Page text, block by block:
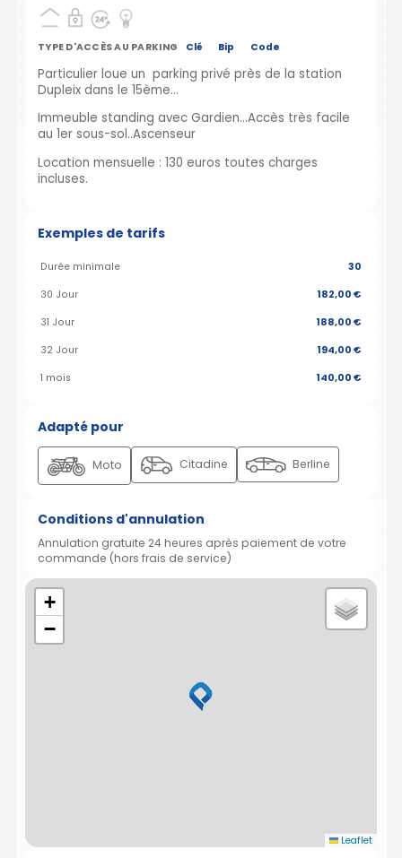
TYPE D'ACCÈS AU PARKING Clé Bip Code
Particulier loue un parking privé près de la station
Dupleix dans le 15ème...
Immeuble standing avec Gardien...Accès très facile
au 1er sous-sol..Ascenseur
Location mensuelle : 130 euros toutes charges
incluses.
Exemples de tarifs
Durée minimale 30
30 Jour 182,00 €
31 Jour 188,00 €
32 Jour 194,00 €
1 mois 140,00 €
Adapté pour
Moto Citadine Berline
Conditions d'annulation
Annulation gratuite 24 heures après paiement de votre
commande (hors frais de service)
+
−
Leaflet